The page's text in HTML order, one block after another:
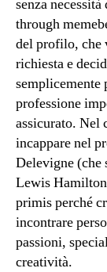
senza
through
del profilo, che
richiesta e
semplicemente
professione
assicurato. Nel
incappare nel
Delevigne (che
Lewis
primis perché
incontrare
passioni,
creatività.